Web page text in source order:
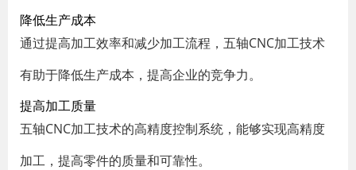
降低生产成本
通过提高加工效率和减少加工流程，五轴CNC加工技术
有助于降低生产成本，提高企业的竞争力。
提高加工质量
五轴CNC加工技术的高精度控制系统，能够实现高精度
加工，提高零件的质量和可靠性。